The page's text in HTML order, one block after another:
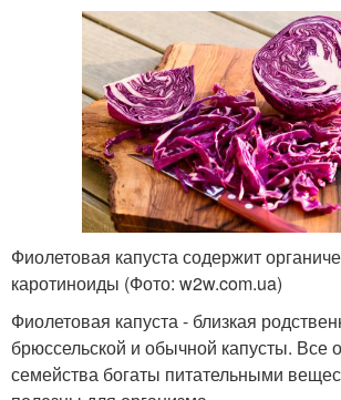
Фиолетовая капуста содержит
каротиноиды (Фото: w2w.com.ua)
Фиолетовая капуста - близкая
брюссельской и обычной капусты. Все
семейства богаты питательными